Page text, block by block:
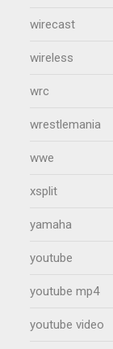
wirecast
wireless
wrc
wrestlemania
wwe
xsplit
yamaha
youtube
youtube mp4
youtube video